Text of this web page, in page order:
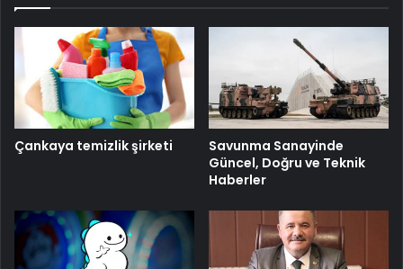
Çankaya temizlik şirketi
Savunma Sanayinde
Güncel, Doğru ve Teknik
Haberler